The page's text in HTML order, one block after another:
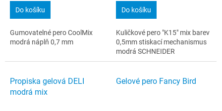
Do košíku
Gumovatelné pero CoolMix
modrá náplň 0,7 mm
Do košíku
Kuličkové pero "K15" mix barev
0,5mm stiskací mechanismus
modrá SCHNEIDER
Propiska gelová DELI
modrá mix
Gelové pero Fancy Bird